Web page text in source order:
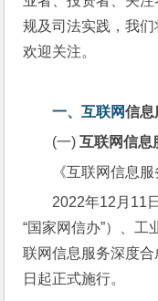
规及司法实践，我们
欢迎关注。
一、互联网信息
(一) 互联网信息
《互联网信息
2022年12月11
“国家网信办”）、
联网信息服务深度
日起正式施行。